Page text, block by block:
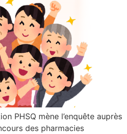
PHSQ mène l’enquête auprès
des pharmacies